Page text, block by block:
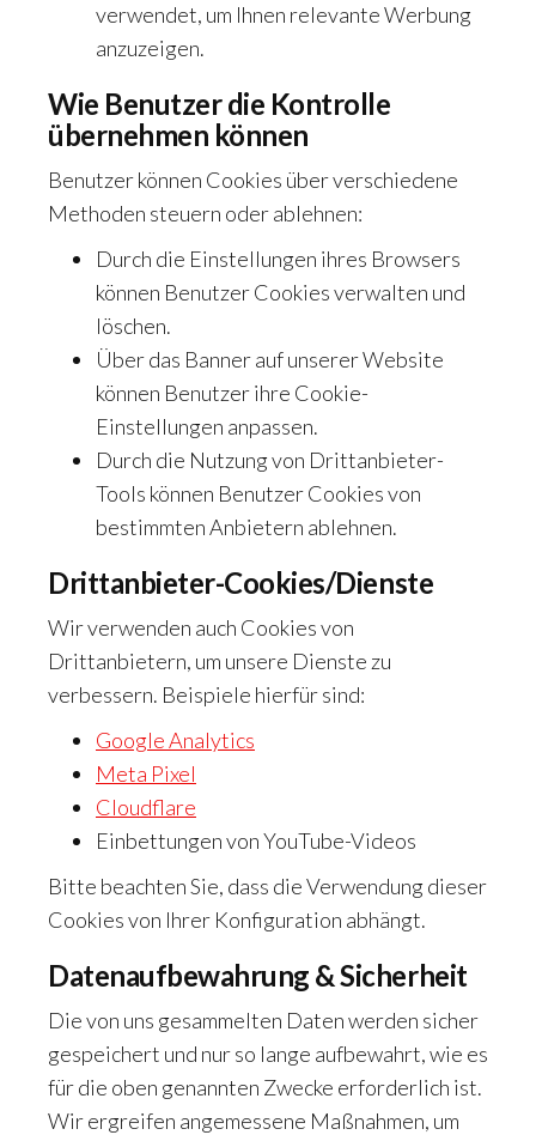
verwendet, um Ihnen relevante Werbung
anzuzeigen.
Wie Benutzer die Kontrolle
übernehmen können
Benutzer können Cookies über verschiedene
Methoden steuern oder ablehnen:
Durch die Einstellungen ihres Browsers
können Benutzer Cookies verwalten und
löschen.
Über das Banner auf unserer Website
können Benutzer ihre Cookie-
Einstellungen anpassen.
Durch die Nutzung von Drittanbieter-
Tools können Benutzer Cookies von
bestimmten Anbietern ablehnen.
Drittanbieter-Cookies/Dienste
Wir verwenden auch Cookies von
Drittanbietern, um unsere Dienste zu
verbessern. Beispiele hierfür sind:
Google Analytics
Meta Pixel
Cloudflare
Einbettungen von YouTube-Videos
Bitte beachten Sie, dass die Verwendung dieser
Cookies von Ihrer Konfiguration abhängt.
Datenaufbewahrung & Sicherheit
Die von uns gesammelten Daten werden sicher
gespeichert und nur so lange aufbewahrt, wie es
für die oben genannten Zwecke erforderlich ist.
Wir ergreifen angemessene Maßnahmen, um